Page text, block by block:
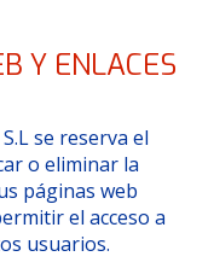
Y ENLACES
S.L se reserva el
o eliminar la
páginas web
el acceso a
usuarios.